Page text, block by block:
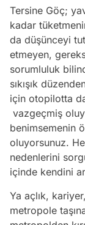
Tersine Göç;
kadar
da düşünceyi
etmeyen,
sorumluluk
sıkışık
için otopilotta
vazgeçmiş
benimsemenin
oluyorsunuz.
nedenlerini
içinde kendini
Ya açlık,
metropole